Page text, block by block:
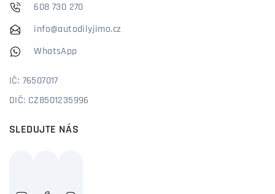
608 730 270
info@autodilyjimo.cz
WhatsApp
IČ: 76507017
DIČ: CZ8501235996
SLEDUJTE NÁS